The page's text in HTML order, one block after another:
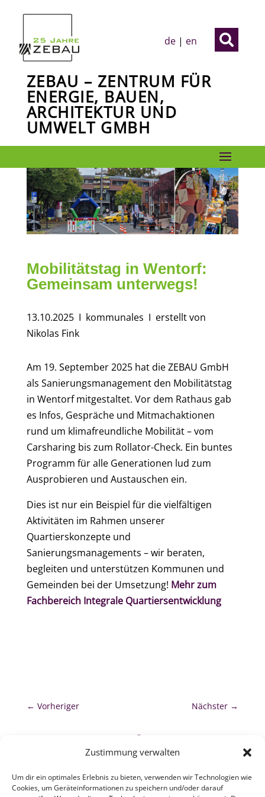
Zustimmung verwalten
Um dir ein optimales Erlebnis zu bieten, verwenden wir Technologien wie
Cookies, um Geräteinformationen zu speichern und/oder darauf

de | en
ZEBAU – ZENTRUM FÜR
ENERGIE, BAUEN,
ARCHITEKTUR UND
UMWELT GMBH
Mobilitätstag in Wentorf:
Gemeinsam unterwegs!
13.10.2025 I kommunales I erstellt von
Nikolas Fink
Am 19. September 2025 hat die ZEBAU GmbH
als Sanierungsmanagement den Mobilitätstag
in Wentorf mitgestaltet. Vor dem Rathaus gab
es Infos, Gespräche und Mitmachaktionen
rund um klimafreundliche Mobilität – vom
Carsharing bis zum Rollator-Check. Ein buntes
Programm für alle Generationen lud zum
Ausprobieren und Austauschen ein.
Dies ist nur ein Beispiel für die vielfältigen
Aktivitäten im Rahmen unserer
Quartierskonzepte und
Sanierungsmanagements – wir beraten,
begleiten und unterstützen Kommunen und
Gemeinden bei der Umsetzung! Mehr zum
Fachbereich Integrale Quartiersentwicklung
← Vorheriger Nächster →
zurück zur Übersicht